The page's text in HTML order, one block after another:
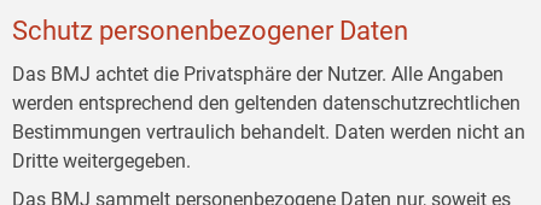
Schutz personenbezogener Daten
Das BMJ achtet die Privatsphäre der Nutzer. Alle Angaben
werden entsprechend den geltenden datenschutzrechtlichen
Bestimmungen vertraulich behandelt. Daten werden nicht an
Dritte weitergegeben.
Das BMJ sammelt personenbezogene Daten nur, soweit es